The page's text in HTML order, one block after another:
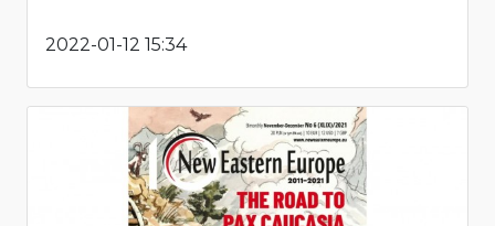
2022-01-12 15:34